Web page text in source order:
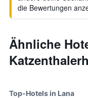
die Bewertungen
Ähnliche
Top-Hotels in Lana